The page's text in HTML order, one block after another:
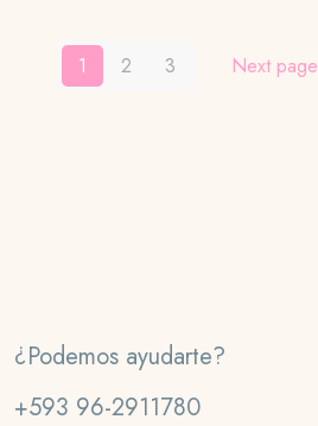
1 2 3 Next page
¿Podemos ayudarte?
+593 96-2911780